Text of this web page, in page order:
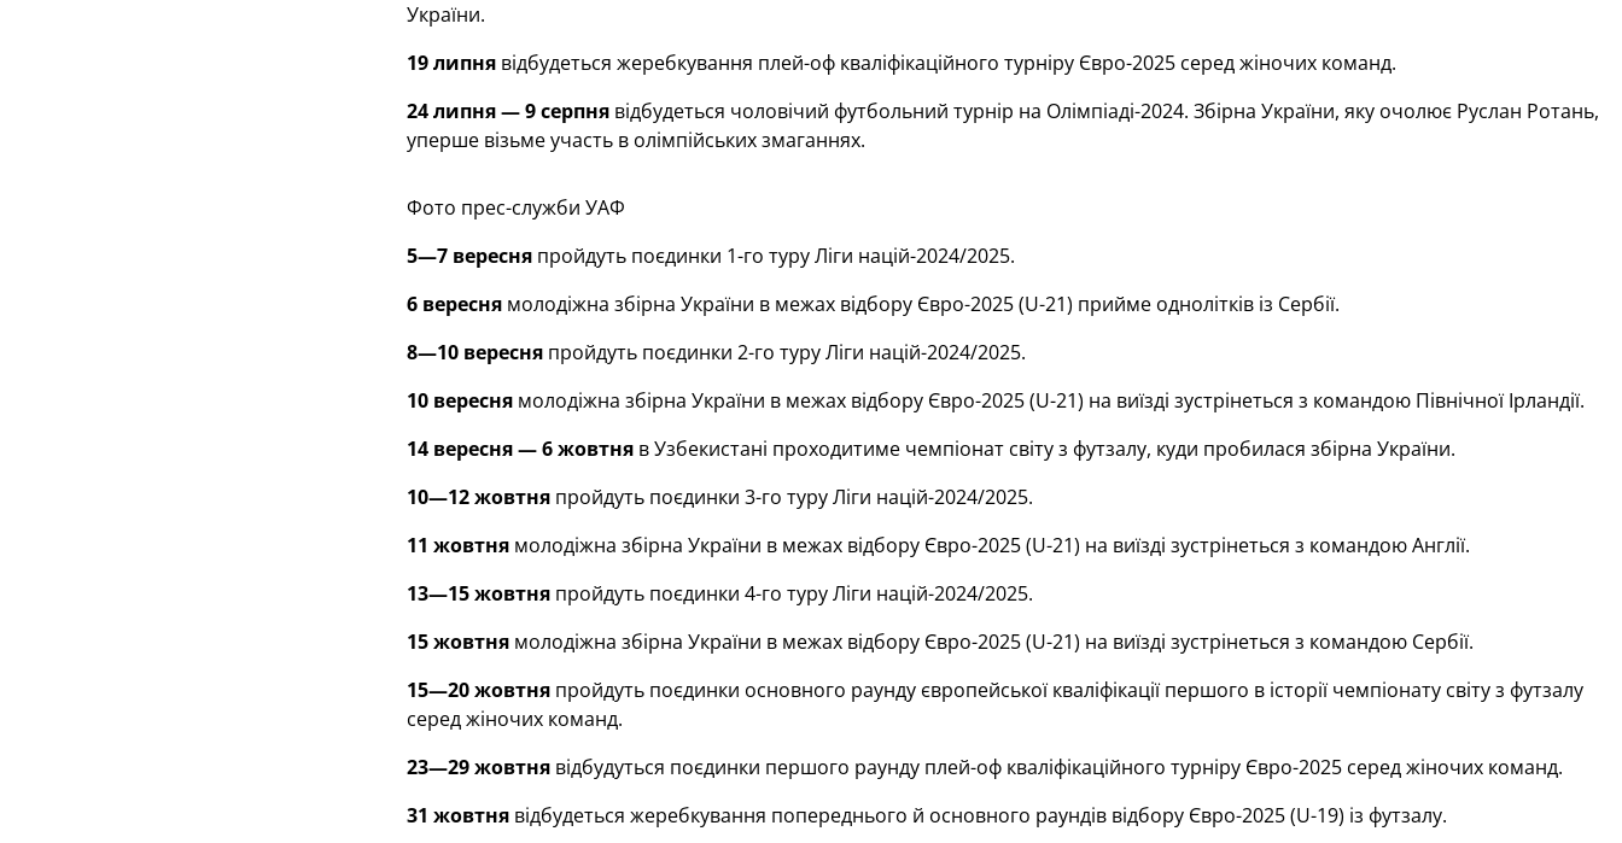
України.
19 липнявідбудеться жеребкування плей-оф кваліфікаційного турніру Євро-2025 серед жіночих команд.
24 липня — 9 серпнявідбудеться чоловічий футбольний турнір на Олімпіаді-2024. Збірна України, яку очолює Руслан Ротань,
уперше візьме участь в олімпійських змаганнях.
Фото прес-служби УАФ
5—7 вересняпройдуть поєдинки 1-го туру Ліги націй-2024/2025.
6 вереснямолодіжна збірна України в межах відбору Євро-2025 (U-21) прийме однолітків із Сербії.
8—10 вересняпройдуть поєдинки 2-го туру Ліги націй-2024/2025.
10 вереснямолодіжна збірна України в межах відбору Євро-2025 (U-21) на виїзді зустрінеться з командою Північної Ірландії.
14 вересня — 6 жовтняв Узбекистані проходитиме чемпіонат світу з футзалу, куди пробилася збірна України.
10—12 жовтняпройдуть поєдинки 3-го туру Ліги націй-2024/2025.
11 жовтнямолодіжна збірна України в межах відбору Євро-2025 (U-21) на виїзді зустрінеться з командою Англії.
13—15 жовтняпройдуть поєдинки 4-го туру Ліги націй-2024/2025.
15 жовтнямолодіжна збірна України в межах відбору Євро-2025 (U-21) на виїзді зустрінеться з командою Сербії.
15—20 жовтняпройдуть поєдинки основного раунду європейської кваліфікації першого в історії чемпіонату світу з футзалу
серед жіночих команд.
23—29 жовтнявідбудуться поєдинки першого раунду плей-оф кваліфікаційного турніру Євро-2025 серед жіночих команд.
31 жовтнявідбудеться жеребкування попереднього й основного раундів відбору Євро-2025 (U-19) із футзалу.